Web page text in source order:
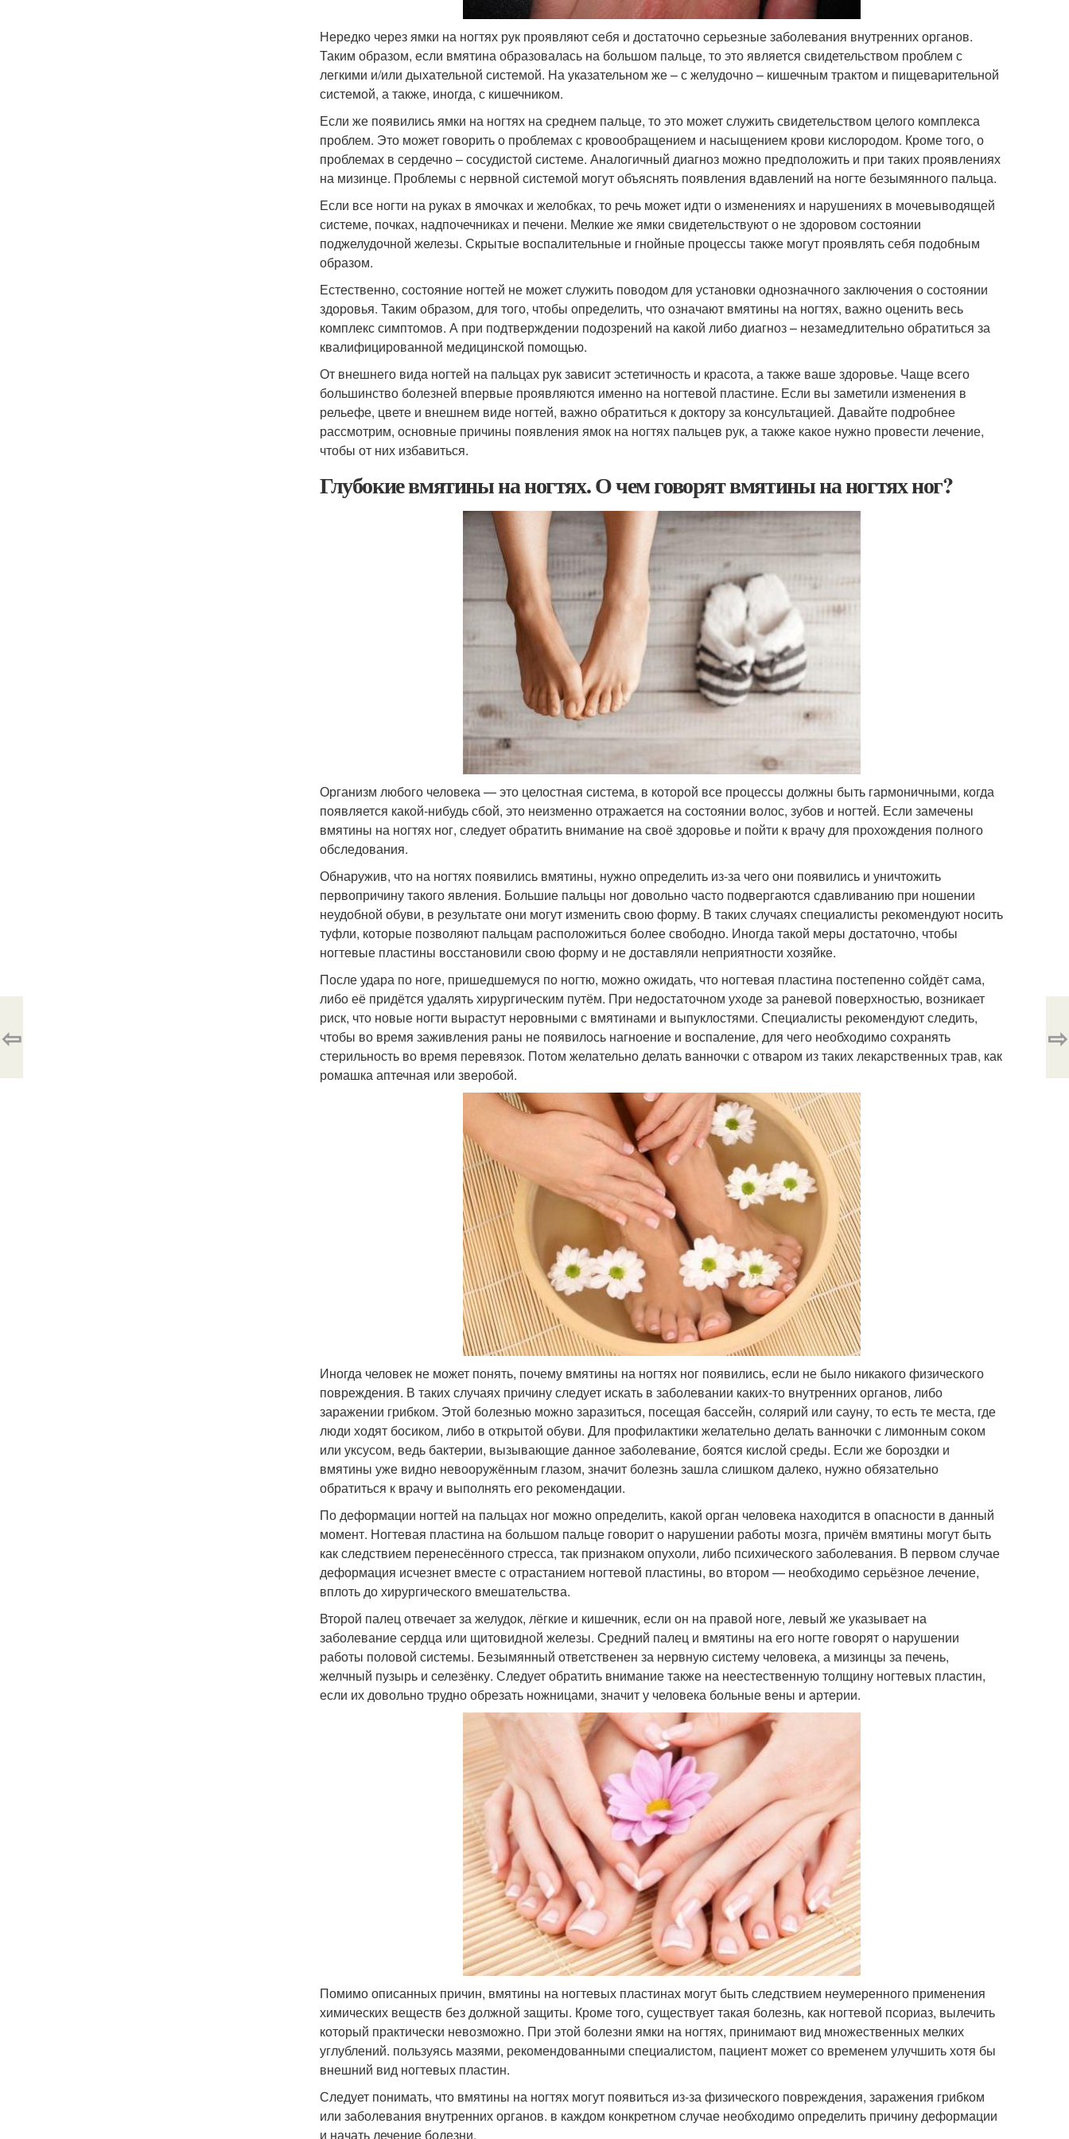
Нередко через ямки на ногтях рук проявляют себя и достаточно серьезные заболевания внутренних органов.
Таким образом, если вмятина образовалась на большом пальце, то это является свидетельством проблем с
легкими и/или дыхательной системой. На указательном же – с желудочно – кишечным трактом и пищеварительной
системой, а также, иногда, с кишечником.
Если же появились ямки на ногтях на среднем пальце, то это может служить свидетельством целого комплекса
проблем. Это может говорить о проблемах с кровообращением и насыщением крови кислородом. Кроме того, о
проблемах в сердечно – сосудистой системе. Аналогичный диагноз можно предположить и при таких проявлениях
на мизинце. Проблемы с нервной системой могут объяснять появления вдавлений на ногте безымянного пальца.
Если все ногти на руках в ямочках и желобках, то речь может идти о изменениях и нарушениях в мочевыводящей
системе, почках, надпочечниках и печени. Мелкие же ямки свидетельствуют о не здоровом состоянии
поджелудочной железы. Скрытые воспалительные и гнойные процессы также могут проявлять себя подобным
образом.
Естественно, состояние ногтей не может служить поводом для установки однозначного заключения о состоянии
здоровья. Таким образом, для того, чтобы определить, что означают вмятины на ногтях, важно оценить весь
комплекс симптомов. А при подтверждении подозрений на какой либо диагноз – незамедлительно обратиться за
квалифицированной медицинской помощью.
От внешнего вида ногтей на пальцах рук зависит эстетичность и красота, а также ваше здоровье. Чаще всего
большинство болезней впервые проявляются именно на ногтевой пластине. Если вы заметили изменения в
рельефе, цвете и внешнем виде ногтей, важно обратиться к доктору за консультацией. Давайте подробнее
рассмотрим, основные причины появления ямок на ногтях пальцев рук, а также какое нужно провести лечение,
чтобы от них избавиться.
Глубокие вмятины на ногтях. О чем говорят вмятины на ногтях ног?
Организм любого человека — это целостная система, в которой все процессы должны быть гармоничными, когда
появляется какой-нибудь сбой, это неизменно отражается на состоянии волос, зубов и ногтей. Если замечены
вмятины на ногтях ног, следует обратить внимание на своё здоровье и пойти к врачу для прохождения полного
обследования.
Обнаружив, что на ногтях появились вмятины, нужно определить из-за чего они появились и уничтожить
первопричину такого явления. Большие пальцы ног довольно часто подвергаются сдавливанию при ношении
неудобной обуви, в результате они могут изменить свою форму. В таких случаях специалисты рекомендуют носить
туфли, которые позволяют пальцам расположиться более свободно. Иногда такой меры достаточно, чтобы
ногтевые пластины восстановили свою форму и не доставляли неприятности хозяйке.
После удара по ноге, пришедшемуся по ногтю, можно ожидать, что ногтевая пластина постепенно сойдёт сама,
либо её придётся удалять хирургическим путём. При недостаточном уходе за раневой поверхностью, возникает
риск, что новые ногти вырастут неровными с вмятинами и выпуклостями. Специалисты рекомендуют следить,
чтобы во время заживления раны не появилось нагноение и воспаление, для чего необходимо сохранять
стерильность во время перевязок. Потом желательно делать ванночки с отваром из таких лекарственных трав, как
ромашка аптечная или зверобой.
Иногда человек не может понять, почему вмятины на ногтях ног появились, если не было никакого физического
повреждения. В таких случаях причину следует искать в заболевании каких-то внутренних органов, либо
заражении грибком. Этой болезнью можно заразиться, посещая бассейн, солярий или сауну, то есть те места, где
люди ходят босиком, либо в открытой обуви. Для профилактики желательно делать ванночки с лимонным соком
или уксусом, ведь бактерии, вызывающие данное заболевание, боятся кислой среды. Если же бороздки и
вмятины уже видно невооружённым глазом, значит болезнь зашла слишком далеко, нужно обязательно
обратиться к врачу и выполнять его рекомендации.
По деформации ногтей на пальцах ног можно определить, какой орган человека находится в опасности в данный
момент. Ногтевая пластина на большом пальце говорит о нарушении работы мозга, причём вмятины могут быть
как следствием перенесённого стресса, так признаком опухоли, либо психического заболевания. В первом случае
деформация исчезнет вместе с отрастанием ногтевой пластины, во втором — необходимо серьёзное лечение,
вплоть до хирургического вмешательства.
Второй палец отвечает за желудок, лёгкие и кишечник, если он на правой ноге, левый же указывает на
заболевание сердца или щитовидной железы. Средний палец и вмятины на его ногте говорят о нарушении
работы половой системы. Безымянный ответственен за нервную систему человека, а мизинцы за печень,
желчный пузырь и селезёнку. Следует обратить внимание также на неестественную толщину ногтевых пластин,
если их довольно трудно обрезать ножницами, значит у человека больные вены и артерии.
Помимо описанных причин, вмятины на ногтевых пластинах могут быть следствием неумеренного применения
химических веществ без должной защиты. Кроме того, существует такая болезнь, как ногтевой псориаз, вылечить
который практически невозможно. При этой болезни ямки на ногтях, принимают вид множественных мелких
углублений. пользуясь мазями, рекомендованными специалистом, пациент может со временем улучшить хотя бы
внешний вид ногтевых пластин.
Следует понимать, что вмятины на ногтях могут появиться из-за физического повреждения, заражения грибком
или заболевания внутренних органов. в каждом конкретном случае необходимо определить причину деформации
и начать лечение болезни.
⇦ ⇨